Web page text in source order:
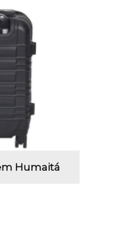
Humaitá